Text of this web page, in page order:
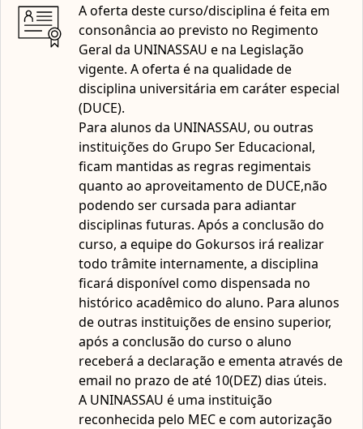
Portaria nº 1.235, de 12/07/2019, publicada no DOU em
16/07/2019. A oferta é na qualidade de Disciplina
Universitária em Caráter Especial (DUCE). A certificação
ofertada após a conclusão da carga-horária e da
realização das provas com obtenção de nota média igual
ou superior a sete também será feita pelo curso de
Engenharia Mecânica da UNINASSAU. Para alunos da
UNINASSAU, ou outras instituições do Grupo Ser
Educacional, ficam mantidas as regras regimentais quanto
ao aproveitamento de DUCE, não podendo ser cursada
para adiantar disciplinas futuras. A UNINASSAU é uma
instituição reconhecida pelo MEC e com autorização para
oferta de educação a distância nas modalidades de
graduação e pós-graduação.
A oferta deste curso/disciplina é feita em
consonância ao previsto no Regimento
Geral da UNINASSAU e na Legislação
vigente. A oferta é na qualidade de
disciplina universitária em caráter especial
(DUCE).
Para alunos da UNINASSAU, ou outras
instituições do Grupo Ser Educacional,
ficam mantidas as regras regimentais
quanto ao aproveitamento de DUCE,não
podendo ser cursada para adiantar
disciplinas futuras. Após a conclusão do
curso, a equipe do Gokursos irá realizar
todo trâmite internamente, a disciplina
ficará disponível como dispensada no
histórico acadêmico do aluno. Para alunos
de outras instituições de ensino superior,
após a conclusão do curso o aluno
receberá a declaração e ementa através de
email no prazo de até 10(DEZ) dias úteis.
A UNINASSAU é uma instituição
reconhecida pelo MEC e com autorização